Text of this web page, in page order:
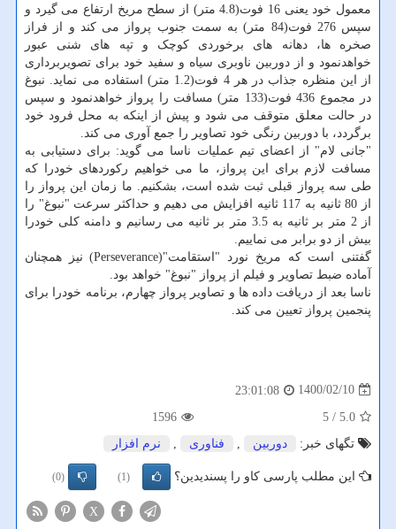
معمول خود یعنی 16 فوت(4.8 متر) از سطح مریخ ارتفاع می گیرد و
سپس 276 فوت(84 متر) به سمت جنوب پرواز می کند و از فراز
صخره ها، دهانه های برخوردی کوچک و تپه های شنی عبور
خواهدنمود و از دوربین ناوبری سیاه و سفید خود برای تصویربرداری
از این منظره جذاب در هر 4 فوت(1.2 متر) استفاده می نماید. نبوغ
در مجموع 436 فوت(133 متر) مسافت را پرواز خواهدنمود و سپس
در حالت معلق متوقف می شود و پیش از اینکه به محل فرود خود
برگردد، با دوربین رنگی خود تصاویر را جمع آوری می کند.
"جانی لام" از اعضای تیم عملیات ناسا می گوید: برای دستیابی به
مسافت لازم برای این پرواز، ما می خواهیم رکوردهای خودرا که
طی سه پرواز قبلی ثبت شده است، بشکنیم. ما زمان این پرواز را
از 80 ثانیه به 117 ثانیه افزایش می دهیم و حداکثر سرعت "نبوغ" را
از 2 متر بر ثانیه به 3.5 متر بر ثانیه می رسانیم و دامنه کلی خودرا
بیش از دو برابر می نماییم.
گفتنی است که مریخ نورد "استقامت"(Perseverance) نیز همچنان
آماده ضبط تصاویر و فیلم از پرواز "نبوغ" خواهد بود.
ناسا بعد از دریافت داده ها و تصاویر پرواز چهارم، برنامه خودرا برای
پنجمین پرواز تعیین می کند.
1400/02/10
23:01:08
5.0
/ 5
1596
تگهای خبر:
دوربین , فناوری , نرم افزار
این مطلب پارسی کاو را پسندیدین؟ (1)
(0)
X